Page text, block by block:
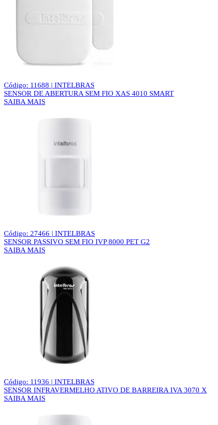
Código: 11688 | INTELBRAS
SENSOR DE ABERTURA SEM FIO XAS 4010 SMART
SAIBA MAIS
Código: 27466 | INTELBRAS
SENSOR PASSIVO SEM FIO IVP 8000 PET G2
SAIBA MAIS
Código: 11936 | INTELBRAS
SENSOR INFRAVERMELHO ATIVO DE BARREIRA IVA 3070 X
SAIBA MAIS